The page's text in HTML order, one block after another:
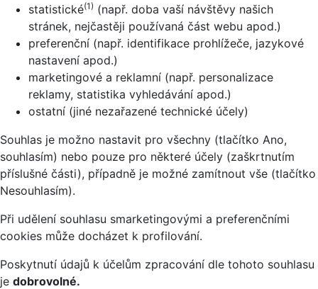
statistické(1) (např. doba vaší návštěvy našich
stránek, nejčastěji používaná část webu apod.)
preferenční (např. identifikace prohlížeče, jazykové
nastavení apod.)
marketingové a reklamní (např. personalizace
reklamy, statistika vyhledávání apod.)
ostatní (jiné nezařazené technické účely)
Souhlas je možno nastavit pro všechny (tlačítko Ano,
souhlasím) nebo pouze pro některé účely (zaškrtnutím
příslušné části), případně je možné zamítnout vše (tlačítko
Nesouhlasím).
Při udělení souhlasu smarketingovými a preferenčními
cookies může docházet k profilování.
Poskytnutí údajů k účelům zpracování dle tohoto souhlasu
je dobrovolné.